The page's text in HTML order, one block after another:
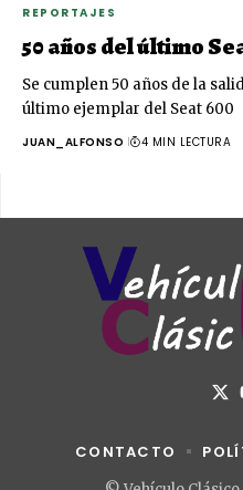
REPORTAJES
50 años del último
Se cumplen 50 años de la
último ejemplar del Seat 600
JUAN_ALFONSO 4 MIN LECTURA
CONTACTO